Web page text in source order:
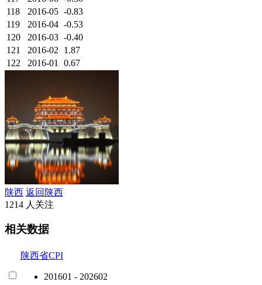
118
2016-05 -0.83
119
2016-04 -0.53
120
2016-03 -0.40
121
2016-02
1.87
122
2016-01 0.67
陕西 返回陕西
1214 人关注
相关数据
陕西省CPI
201601 - 202602